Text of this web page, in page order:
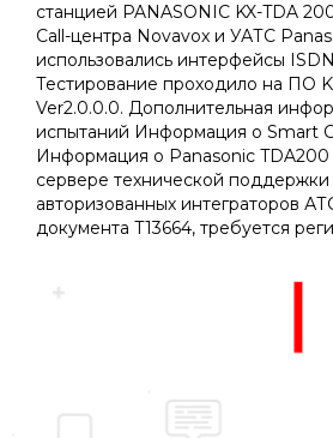
станцией PANASONIC KX-TDA
Call-центра Novavox и УАТС
использовались интерфейсы
Тестирование проходило на ПО
Ver2.0.0.0. Дополнительная
испытаний Информация о Smart
Информация о Panasonic
сервере технической поддержки
авторизованных интеграторов
документа T13664, требуется